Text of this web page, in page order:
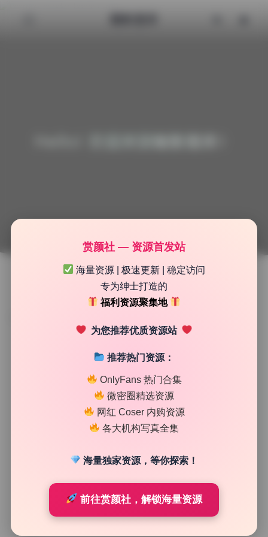
是一只废喵了 私拍作品合集 23期8.6G 原档无水印持续
赏颜社 — 资源首发站
海量资源 | 极速更新 | 稳定访问
专为绅士打造的
福利资源聚集地
为您推荐优质资源站
推荐热门资源：
OnlyFans 热门合集
微密圈精选资源
网红 Coser 内购资源
各大机构写真全集
海量独家资源，等你探索！
前往赏颜社，解锁海量资源